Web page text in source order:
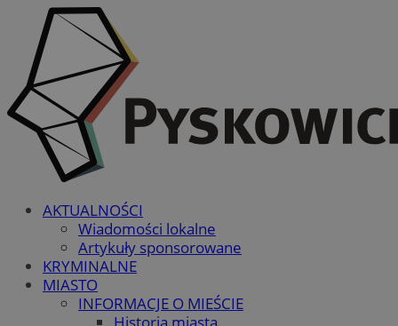
AKTUALNOŚCI
Wiadomości lokalne
Artykuły sponsorowane
KRYMINALNE
MIASTO
INFORMACJE O MIEŚCIE